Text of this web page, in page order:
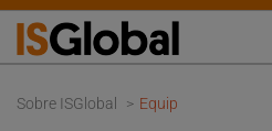
Sobre ISGlobal Equip